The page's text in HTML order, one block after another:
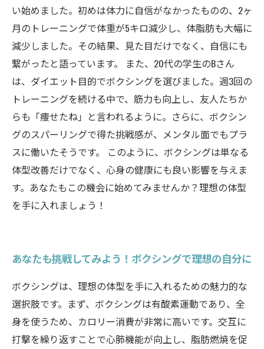
い始めました。初めは体力に自信がなかったものの、2ヶ
月のトレーニングで体重が5キロ減少し、体脂肪も大幅に
減少しました。その結果、見た目だけでなく、自信にも
繋がったと語っています。 また、20代の学生のBさん
は、ダイエット目的でボクシングを選びました。週3回の
トレーニングを続ける中で、筋力も向上し、友人たちか
らも「痩せたね」と言われるように。さらに、ボクシン
グのスパーリングで得た挑戦感が、メンタル面でもプラ
スに働いたそうです。 このように、ボクシングは単なる
体型改善だけでなく、心身の健康にも良い影響を与えま
す。あなたもこの機会に始めてみませんか？理想の体型
を手に入れましょう！
あなたも挑戦してみよう！ボクシングで理想の自分に
ボクシングは、理想の体型を手に入れるための魅力的な
選択肢です。まず、ボクシングは有酸素運動であり、全
身を使うため、カロリー消費が非常に高いです。交互に
打撃を繰り返すことで心肺機能が向上し、脂肪燃焼を促